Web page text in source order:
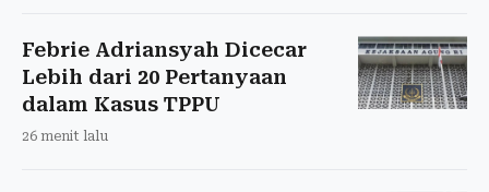
Febrie Adriansyah Dicecar
Lebih dari 20 Pertanyaan
dalam Kasus TPPU
26 menit lalu